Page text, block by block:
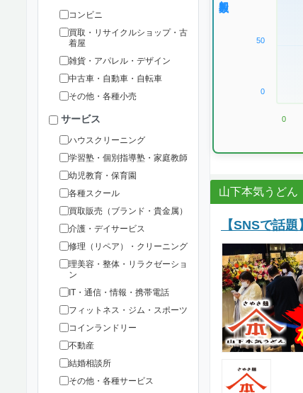
コンビニ
買取・リサイクルショップ・古
着屋
雑貨・アパレル・デザイン
中古車・自動車・自転車
その他・各種小売
サービス
ハウスクリーニング
学習塾・個別指導塾・家庭教師
幼児教育・保育園
各種スクール
買取販売（ブランド・貴金属）
介護・デイサービス
修理（リペア）・クリーニング
理美容・整体・リラクゼーショ
ン
IT・通信・情報・携帯電話
フィットネス・ジム・スポーツ
コインランドリー
不動産
結婚相談所
その他・各種サービス
50
0
0
山下本気うどん
【SNSで話